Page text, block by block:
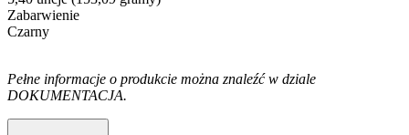
Zabarwienie
Czarny
Pełne informacje o produkcie można znaleźć w dziale
DOKUMENTACJA.